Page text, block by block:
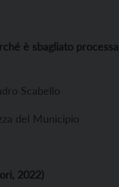
è sbagliato
Scabello
del Municipio
2022)